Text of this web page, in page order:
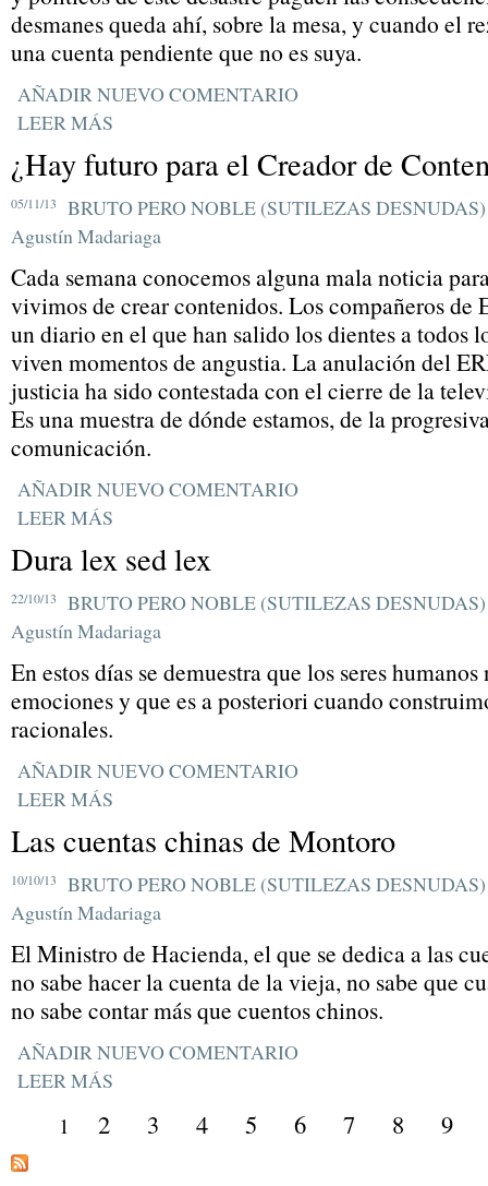
desmanes queda ahí, sobre la mesa, y cuando el
una cuenta pendiente que no es suya.
AÑADIR NUEVO COMENTARIO
LEER MÁS
¿Hay futuro para el Creador de
05/11/13
BRUTO PERO NOBLE (SUTILEZAS DESNUDAS)
Agustín Madariaga
Cada semana conocemos alguna mala noticia
vivimos de crear contenidos. Los compañeros de
un diario en el que han salido los dientes a todos
viven momentos de angustia. La anulación del
justicia ha sido contestada con el cierre de la
Es una muestra de dónde estamos, de la
comunicación.
AÑADIR NUEVO COMENTARIO
LEER MÁS
Dura lex sed lex
22/10/13
BRUTO PERO NOBLE (SUTILEZAS DESNUDAS)
Agustín Madariaga
En estos días se demuestra que los seres
emociones y que es a posteriori cuando
racionales.
AÑADIR NUEVO COMENTARIO
LEER MÁS
Las cuentas chinas de Montoro
10/10/13
BRUTO PERO NOBLE (SUTILEZAS DESNUDAS)
Agustín Madariaga
El Ministro de Hacienda, el que se dedica a las
no sabe hacer la cuenta de la vieja, no sabe que
no sabe contar más que cuentos chinos.
AÑADIR NUEVO COMENTARIO
LEER MÁS
1 2 3 4 5 6 7 8 9